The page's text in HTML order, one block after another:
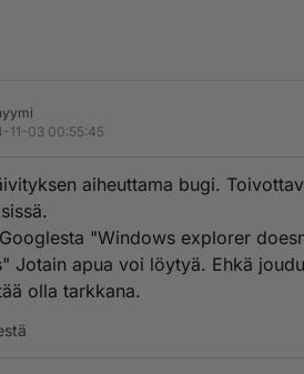
11-03 00:55:45
aiheuttama bugi.
"Windows explorer
Jotain apua voi löytyä. Ehkä
olla tarkkana.